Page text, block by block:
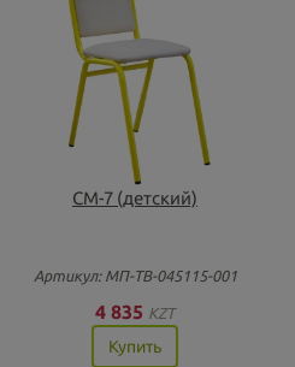
СМ-7 (детский)
Артикул: МП-ТВ-045115-001
4 835 KZT
Купить